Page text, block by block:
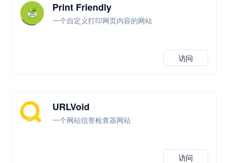
Print Friendly
一个自定义打印网页内容的网站
访问
URLVoid
一个网站信誉检查器网站
访问